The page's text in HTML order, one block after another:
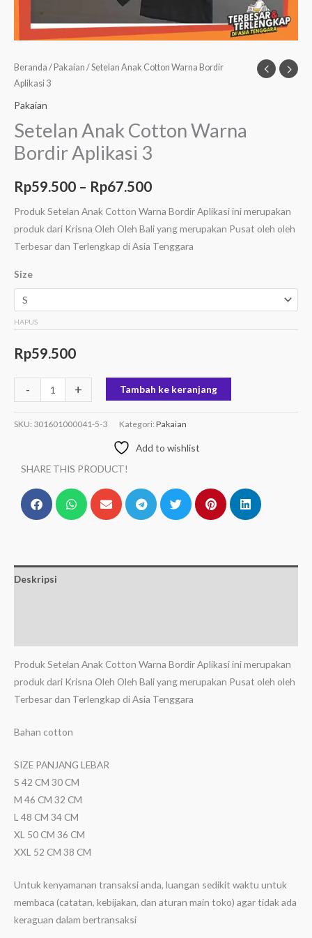
Beranda / Pakaian / Setelan Anak Cotton Warna Bordir
Aplikasi 3
Pakaian
Setelan Anak Cotton Warna
Bordir Aplikasi 3
Rp59.500 – Rp67.500
Produk Setelan Anak Cotton Warna Bordir Aplikasi ini merupakan
produk dari Krisna Oleh Oleh Bali yang merupakan Pusat oleh oleh
Terbesar dan Terlengkap di Asia Tenggara
Size
HAPUS
Rp59.500
- + Tambah ke keranjang
SKU: 301601000041-5-3 Kategori: Pakaian
Add to wishlist
SHARE THIS PRODUCT!
Deskripsi
Produk Setelan Anak Cotton Warna Bordir Aplikasi ini merupakan
produk dari Krisna Oleh Oleh Bali yang merupakan Pusat oleh oleh
Terbesar dan Terlengkap di Asia Tenggara
Bahan cotton
SIZE PANJANG LEBAR
S 42 CM 30 CM
M 46 CM 32 CM
L 48 CM 34 CM
XL 50 CM 36 CM
XXL 52 CM 38 CM
Untuk kenyamanan transaksi anda, luangan sedikit waktu untuk
membaca (catatan, kebijakan, dan aturan main toko) agar tidak ada
keraguan dalam bertransaksi